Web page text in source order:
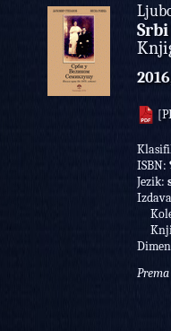
2016
ISBN:
Jezik: